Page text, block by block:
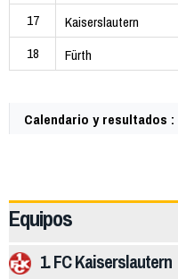
17
Kaiserslautern
18
Fürth
Calendario y resultados :
Equipos
1. FC Kaiserslautern